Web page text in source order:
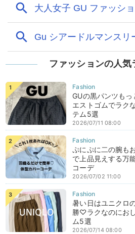
ファッションの人気
GUの黒パンツも
エストゴムでラク
テム5選
2026/07/11 08:00
ぷにぷに二の腕も
で上品見えする万
コーデ
2026/07/02 11:00
暑い日はユニクロ
勝♡ラクなのにお
ム5選
2026/07/14 08:00